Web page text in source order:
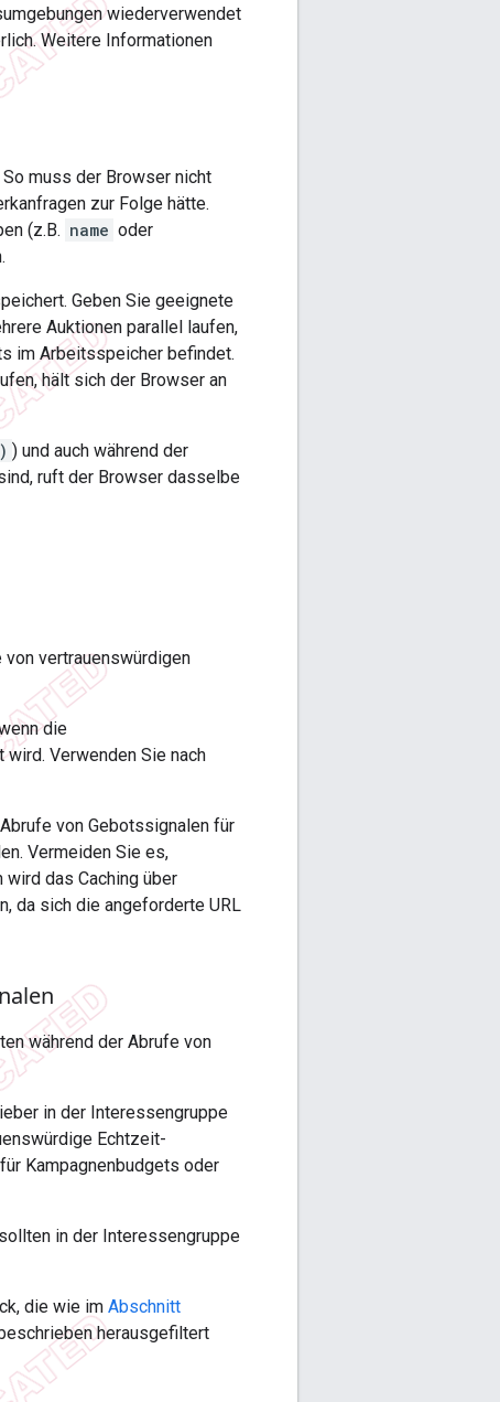
wiederverwendet
Weitere Informationen
muss der Browser nicht
zur Folge hätte.
(z.B. name oder
Geben Sie geeignete
Auktionen parallel laufen,
im Arbeitsspeicher befindet.
hält sich der Browser an
) und auch während der
ruft der Browser dasselbe
von vertrauenswürdigen
die
Verwenden Sie nach
von Gebotssignalen für
Vermeiden Sie es,
das Caching über
da sich die angeforderte URL
während der Abrufe von
in der Interessengruppe
Echtzeit-
Kampagnenbudgets oder
in der Interessengruppe
die wie im Abschnitt
beschrieben herausgefiltert